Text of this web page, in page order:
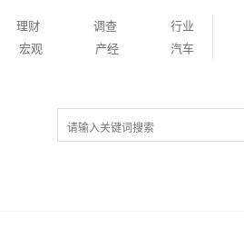
理财 调查
行业
宏观 产经 汽车